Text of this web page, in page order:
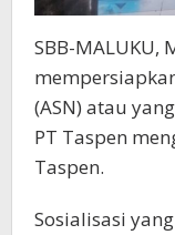
SBB-MALUKU,
(ASN) atau
PT Taspen
Taspen.
Sosialisasi